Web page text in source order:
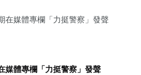
媒體專欄「力挺警察」發聲